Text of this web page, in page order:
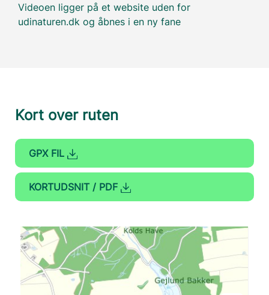
Videoen ligger på et website uden for
udinaturen.dk og åbnes i en ny fane
Kort over ruten
GPX FIL
KORTUDSNIT / PDF